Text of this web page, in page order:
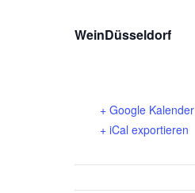
WeinDüsseldorf
+ Google Kalender
+ iCal exportieren